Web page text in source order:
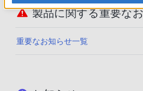
製品に関する重要な
重要なお知らせ一覧